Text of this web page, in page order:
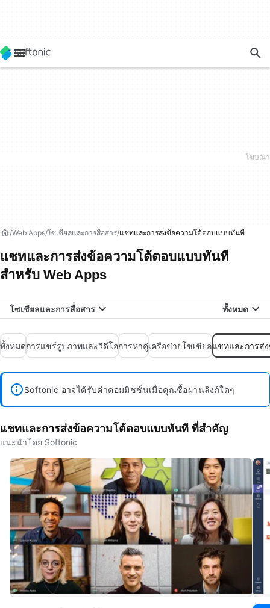
Web Apps โซเชียลและการสื่่อสาร แชทและการส่งข้อความโต้ตอบแบบทันที
แชทและการส่งข้อความโต้ตอบแบบทันที
สำหรับ Web Apps
โซเชียลและการสื่่อสาร ทั้งหมด
ทั้งหมดการแชร์รูปภาพและวิดีโอการหาคู่เครือข่ายโซเชียลแชทและการส่
Softonic อาจได้รับค่าคอมมิชชั่นเมื่อคุณซื้อผ่านลิงก์ใดๆ
แชทและการส่งข้อความโต้ตอบแบบทันที ที่สำคัญ
แนะนำโดย Softonic